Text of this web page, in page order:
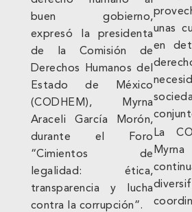
buen gobierno,
expresó la presidenta
de la Comisión de
Derechos Humanos del
Estado de México
(CODHEM), Myrna
Araceli García Morón,
durante el Foro
“Cimientos de
legalidad: ética,
transparencia y lucha
contra la corrupción”.
unas
en
La